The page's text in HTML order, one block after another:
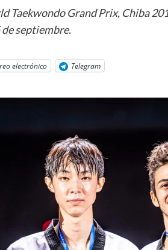
Taekwondo Grand Prix, Chiba
de septiembre.
electrónico Telegram